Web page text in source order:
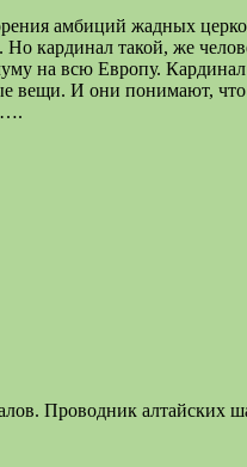
амбиций жадных
кардинал такой, же
на всю Европу.
вещи. И они понимают, что
Проводник алтайских